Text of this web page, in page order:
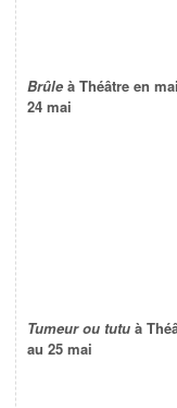
Brûle à Théâtre en
24 mai
Tumeur ou tutu à
au 25 mai